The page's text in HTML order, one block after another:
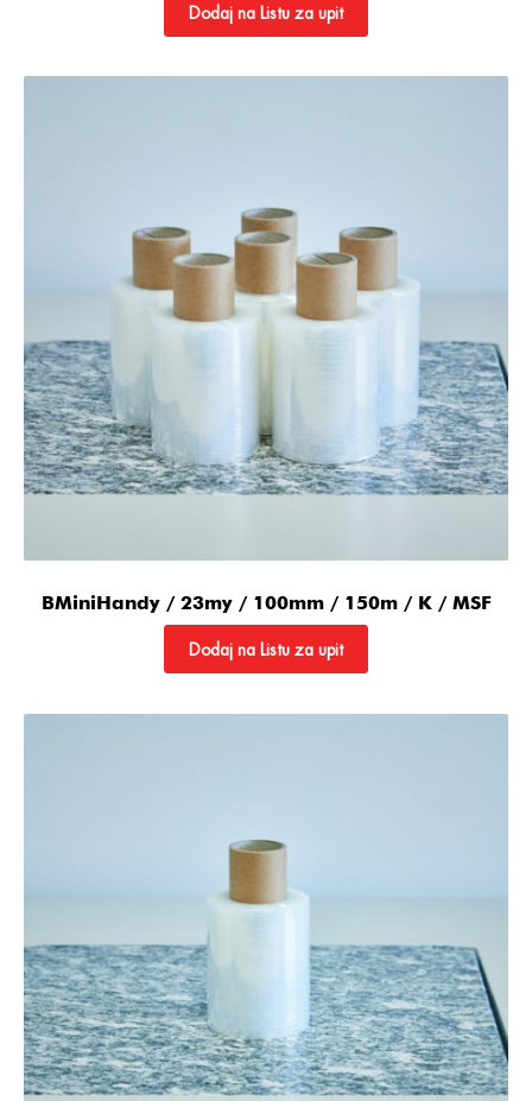
Dodaj na Listu za upit
BMiniHandy / 23my / 100mm / 150m / K / MSF
Dodaj na Listu za upit